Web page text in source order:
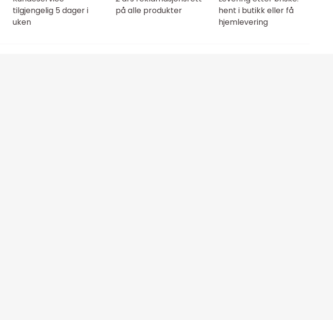
tilgjengelig 5 dager i
uken
på alle produkter
hent i butikk eller få
hjemlevering